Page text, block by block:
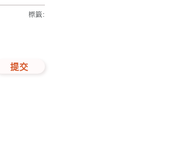
提交
標籤: